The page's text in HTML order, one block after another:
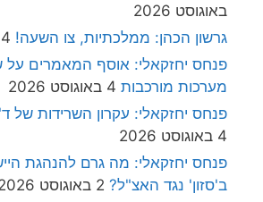
באוגוסט 2026
גרשון הכהן: ממלכתיות, צו השעה! 4 באוגוסט 2026
פנחס יחזקאלי: אוסף המאמרים על
מערכות מורכבות 4 באוגוסט 2026
פנחס יחזקאלי: עקרון השרידות של
4 באוגוסט 2026
פנחס יחזקאלי: מה גרם להנהגת
ב'סזון' נגד האצ"ל? 2 באוגוסט 2026